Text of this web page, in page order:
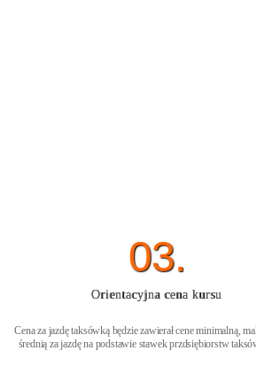
03.
Orientacyjna cena kursu
Cena za jazdę taksówką będzie zawierał cene minimalną,
średnią za jazdę na podstawie stawek przdsiębiorstw